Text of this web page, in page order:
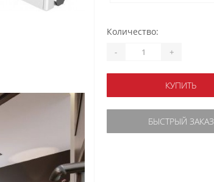
Количество:
- +
КУПИТЬ
БЫСТРЫЙ ЗАКАЗ